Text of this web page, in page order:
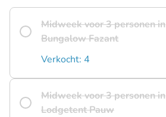
Midweek voor 3 personen in
Bungalow Fazant
Verkocht: 4
Midweek voor 3 personen in
Lodgetent Pauw